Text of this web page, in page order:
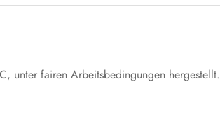
unter fairen Arbeitsbedingungen hergestellt.